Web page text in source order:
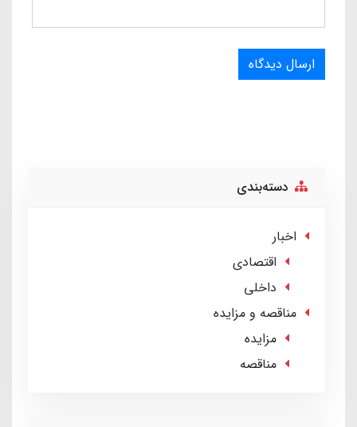
ارسال دیدگاه
دسته‌بندی
اخبار
اقتصادی
داخلی
مناقصه و مزایده
مزایده
مناقصه